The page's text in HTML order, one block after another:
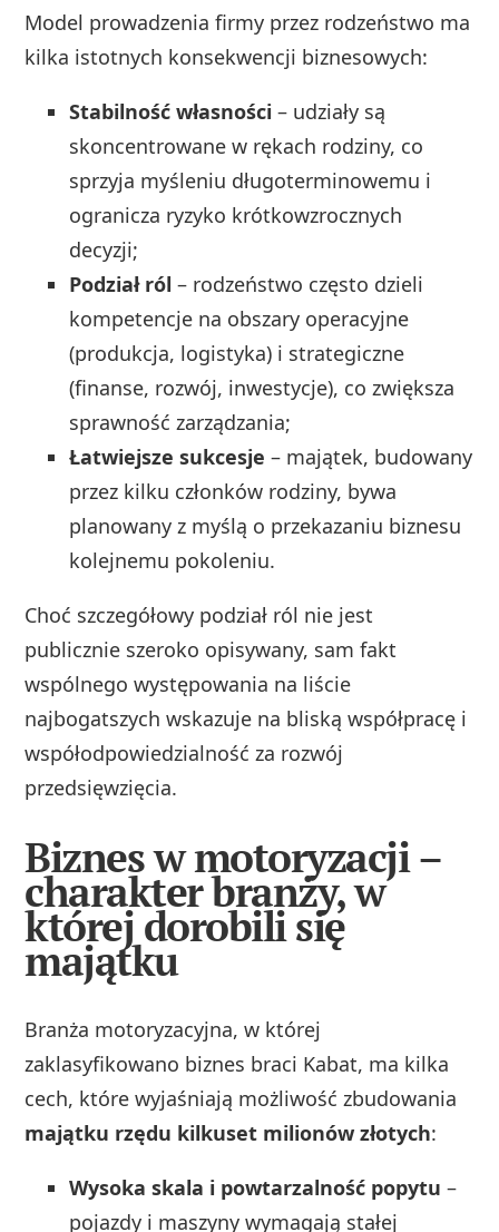
Model prowadzenia firmy przez rodzeństwo ma
kilka istotnych konsekwencji biznesowych:
Stabilność własności – udziały są
skoncentrowane w rękach rodziny, co
sprzyja myśleniu długoterminowemu i
ogranicza ryzyko krótkowzrocznych
decyzji;
Podział ról – rodzeństwo często dzieli
kompetencje na obszary operacyjne
(produkcja, logistyka) i strategiczne
(finanse, rozwój, inwestycje), co zwiększa
sprawność zarządzania;
Łatwiejsze sukcesje – majątek, budowany
przez kilku członków rodziny, bywa
planowany z myślą o przekazaniu biznesu
kolejnemu pokoleniu.
Choć szczegółowy podział ról nie jest
publicznie szeroko opisywany, sam fakt
wspólnego występowania na liście
najbogatszych wskazuje na bliską współpracę i
współodpowiedzialność za rozwój
przedsięwzięcia.
Biznes w motoryzacji –
charakter branży, w
której dorobili się
majątku
Branża motoryzacyjna, w której
zaklasyfikowano biznes braci Kabat, ma kilka
cech, które wyjaśniają możliwość zbudowania
majątku rzędu kilkuset milionów złotych:
Wysoka skala i powtarzalność popytu –
pojazdy i maszyny wymagają stałej